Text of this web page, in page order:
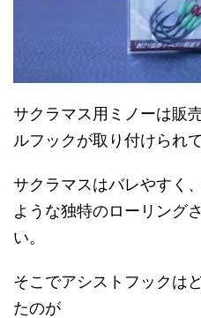
サクラマス用ミノーは販
ルフックが取り付けられ
サクラマスはバレやすく
ような独特のローリング
い。
そこでアシストフックは
たのが